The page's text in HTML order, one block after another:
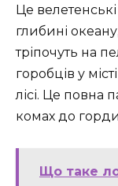
Це
глибині
тріпочуть на
горобців у
лісі. Це повна
комах до
Що таке